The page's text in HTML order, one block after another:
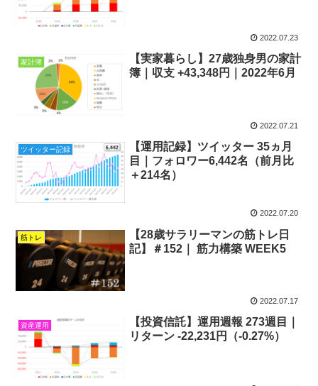
2022.07.23
家計簿
【実家暮らし】27歳独身男の家計
簿｜収支 +43,348円｜2022年6月
2022.07.21
ツイッター記録
【運用記録】ツイッター 35ヵ月
目｜フォロワー6,442名（前月比
＋214名）
2022.07.20
筋トレ
【28歳サラリーマンの筋トレ日
記】＃152｜ 筋力構築 WEEK5
2022.07.17
資産運用
【投資信託】運用週報 273週目｜
リターン -22,231円（-0.27%）